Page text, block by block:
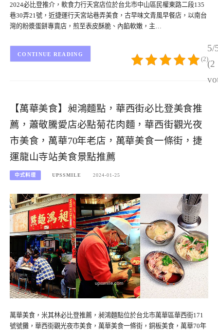
2024必比登推介，軟食力行天宮店位於台北市中山區民權東路二段135
巷30弄21號，近捷運行天宮站巷弄美食，古早味文青風早餐店，以南台
灣的粉漿蛋餅專賣店，煎至表皮酥脆、內餡軟嫩，主…
5/
(2
(2)
CONTINUE READING
【萬華美食】昶鴻麵點，華西街必比登美食推
薦，蕭敬騰愛店必點菊花肉麵，華西街觀光夜
市美食，萬華70年老店，萬華美食一條街，捷
運龍山寺站美食景點推薦
中式料理 UPSSMILE 2024-01-25
萬華美食，米其林必比登推薦，昶鴻麵點位於台北市萬華區華西街171
號號攤，華西街觀光夜市美食，萬華美食一條街，銅板美食，萬華70年